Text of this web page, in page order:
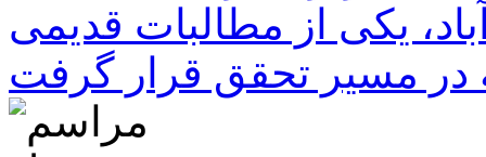
یکی از مطالبات قدیمی
در مسیر تحقق قرار گرفت